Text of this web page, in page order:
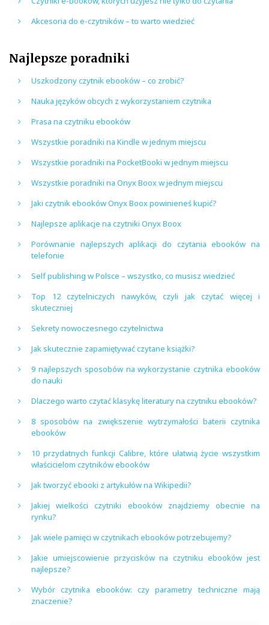
Akcesoria do e-czytników – to warto wiedzieć
Najlepsze poradniki
Uszkodzony czytnik ebooków – co zrobić?
Nauka języków obcych z wykorzystaniem czytnika
Prasa na czytniku ebooków
Wszystkie poradniki na Kindle w jednym miejscu
Wszystkie poradniki na PocketBooki w jednym miejscu
Wszystkie poradniki na Onyx Boox w jednym miejscu
Jaki czytnik ebooków Onyx Boox powinieneś kupić?
Najlepsze aplikacje na czytniki Onyx Boox
Porównanie najlepszych aplikacji do czytania ebooków na
telefonie
Self publishing w Polsce – wszystko, co musisz wiedzieć
Top 12 czytelniczych nawyków, czyli jak czytać więcej i
skuteczniej
Sekrety nowoczesnego czytelnictwa
Jak skutecznie zapamiętywać czytane książki?
9 najlepszych sposobów na wykorzystanie czytnika ebooków
do nauki
Dlaczego warto czytać klasykę literatury na czytniku ebooków?
8 sposobów na zwiększenie wytrzymałości baterii czytnika
ebooków
10 przydatnych funkcji Calibre, które ułatwią życie wszystkim
właścicielom czytników ebooków
Jak tworzyć ebooki z artykułów na Wikipedii?
Jakiej wielkości czytniki ebooków znajdziemy obecnie na
rynku?
Jak wiele pamięci w czytnikach ebooków potrzebujemy?
Jakie umiejscowienie przycisków na czytniku ebooków jest
najlepsze?
Wybór czytnika ebooków: czy parametry techniczne mają
znaczenie?